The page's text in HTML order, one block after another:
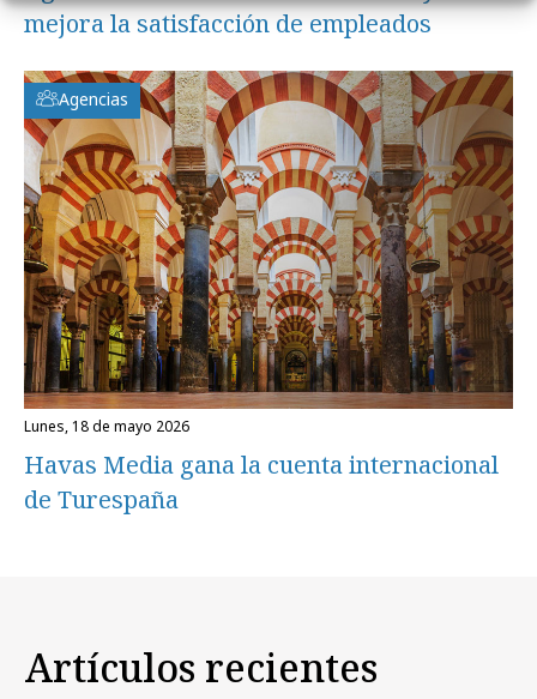
mejora la satisfacción de empleados
Agencias
lunes, 18 de mayo 2026
Havas Media gana la cuenta internacional
de Turespaña
Artículos recientes